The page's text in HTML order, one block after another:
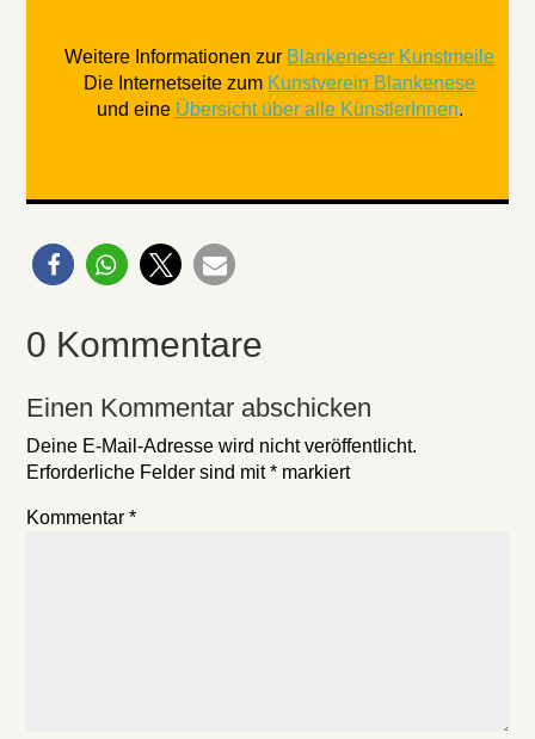
Weitere Informationen zur Blankeneser Kunstmeile
Die Internetseite zum Kunstverein Blankenese
und eine Übersicht über alle KünstlerInnen.
0 Kommentare
Einen Kommentar abschicken
Deine E-Mail-Adresse wird nicht veröffentlicht.
Erforderliche Felder sind mit* markiert
Kommentar*